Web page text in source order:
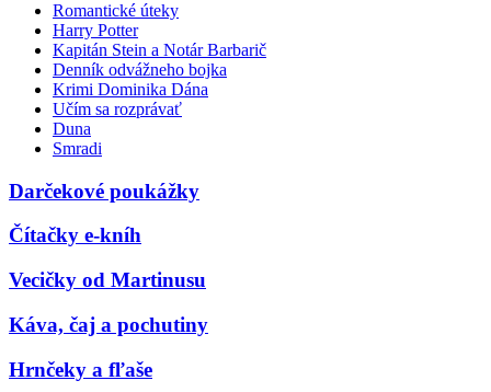
Romantické úteky
Harry Potter
Kapitán Stein a Notár Barbarič
Denník odvážneho bojka
Krimi Dominika Dána
Učím sa rozprávať
Duna
Smradi
Darčekové poukážky
Čítačky e-kníh
Vecičky od Martinusu
Káva, čaj a pochutiny
Hrnčeky a fľaše